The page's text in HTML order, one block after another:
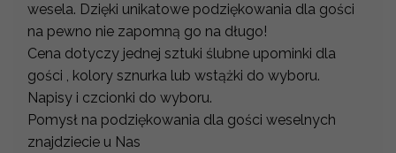
wesela. Dzięki unikatowe podziękowania dla gości
na pewno nie zapomną go na długo!
Cena dotyczy jednej sztuki ślubne upominki dla
gości , kolory sznurka lub wstążki do wyboru.
Napisy i czcionki do wyboru.
Pomysł na podziękowania dla gości weselnych
znajdziecie u Nas